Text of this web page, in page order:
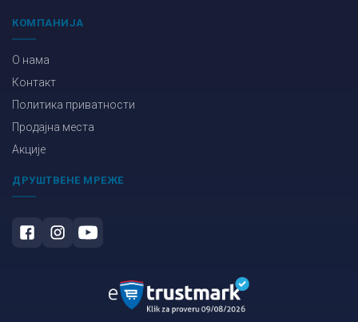
КОМПАНИЈА
О нама
Контакт
Политика приватности
Продајна места
Акције
ДРУШТВЕНЕ МРЕЖЕ